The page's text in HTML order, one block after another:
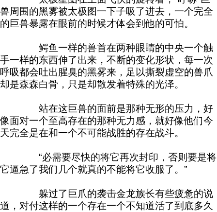
兽周围的黑雾被太极图一下子吸了进去，一个完全
的巨兽暴露在眼前的时候才体会到他的可怕。
鳄鱼一样的兽首在两种眼睛的中央一个触
手一样的东西伸了出来，不断的变化形状，每一次
呼吸都会吐出腥臭的黑雾来，足以撕裂虚空的兽爪
却是森森白骨，只是却散发着特殊的光泽。
站在这巨兽的面前是那种无形的压力，好
像面对一个至高存在的那种无力感，就好像他们今
天完全是在和一个不可能战胜的存在战斗。
“必需要尽快的将它再次封印，否则要是将
它逼急了我们几个就真的不能将它收服了。”
躲过了巨爪的袭击金龙族长有些疲惫的说
道，对付这样的一个存在一个不知道活了到底多久